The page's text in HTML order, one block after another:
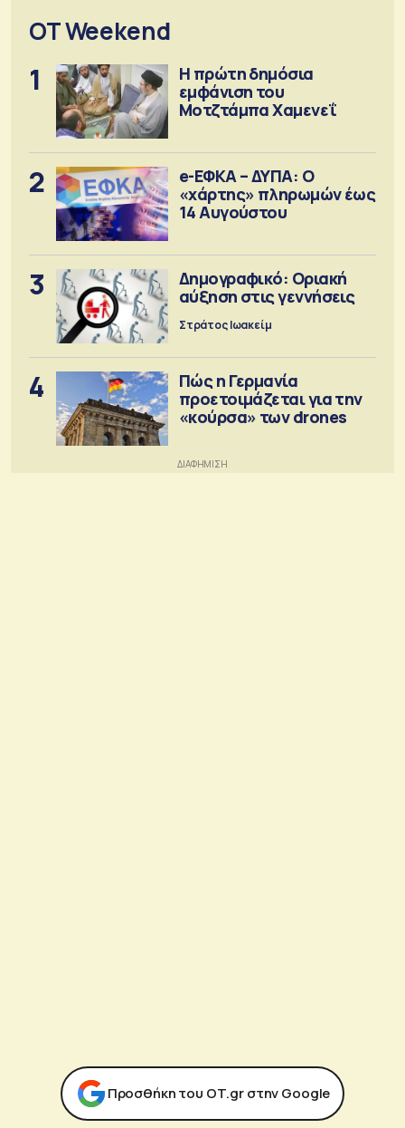
OT Weekend
1
Η πρώτη δημόσια
εμφάνιση του
Μοτζτάμπα Χαμενεΐ
2
e-ΕΦΚΑ – ΔΥΠΑ: Ο
«χάρτης» πληρωμών έως
14 Αυγούστου
3
Δημογραφικό: Οριακή
αύξηση στις γεννήσεις
Στράτος Ιωακείμ
4
Πώς η Γερμανία
προετοιμάζεται για την
«κούρσα» των drones
Προσθήκη του ΟΤ.gr στην Google